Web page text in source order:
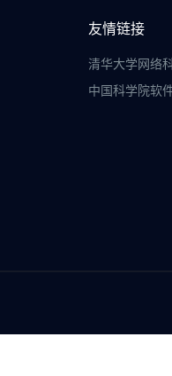
友情链接
清华大学网络
中国科学院软